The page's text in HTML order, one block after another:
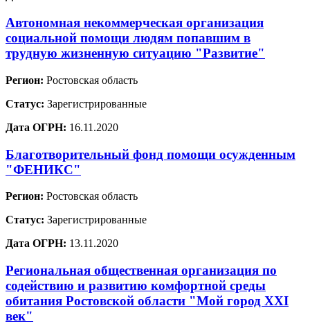
Автономная некоммерческая организация
социальной помощи людям попавшим в
трудную жизненную ситуацию "Развитие"
Регион: Ростовская область
Статус: Зарегистрированные
Дата ОГРН: 16.11.2020
Благотворительный фонд помощи осужденным
"ФЕНИКС"
Регион: Ростовская область
Статус: Зарегистрированные
Дата ОГРН: 13.11.2020
Региональная общественная организация по
содействию и развитию комфортной среды
обитания Ростовской области "Мой город XXI
век"